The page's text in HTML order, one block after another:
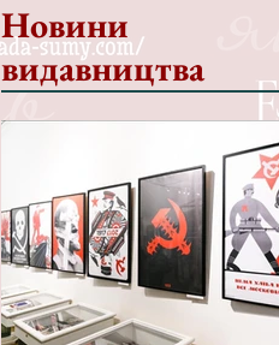
Новини
видавництва